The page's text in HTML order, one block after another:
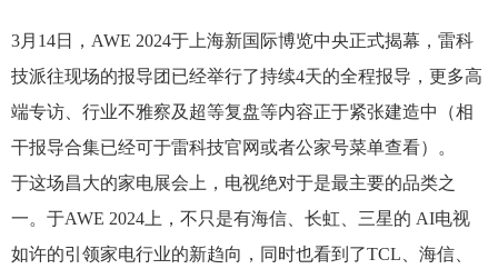
3月14日，AWE 2024于上海新国际博览中央正式揭幕，雷科
技派往现场的报导团已经举行了持续4天的全程报导，更多高
端专访、行业不雅察及超等复盘等内容正于紧张建造中（相
干报导合集已经可于雷科技官网或者公家号菜单查看）。
于这场昌大的家电展会上，电视绝对于是最主要的品类之
一。于AWE 2024上，不只是有海信、长虹、三星的 AI电视
如许的引领家电行业的新趋向，同时也看到了TCL、海信、